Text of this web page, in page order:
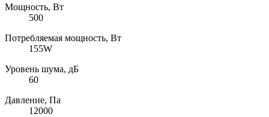
Мощность, Вт
500
Потребляемая мощность, Вт
155W
Уровень шума, дБ
60
Давление, Па
12000